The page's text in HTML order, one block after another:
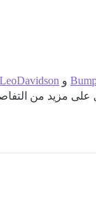
و
على مزيد من